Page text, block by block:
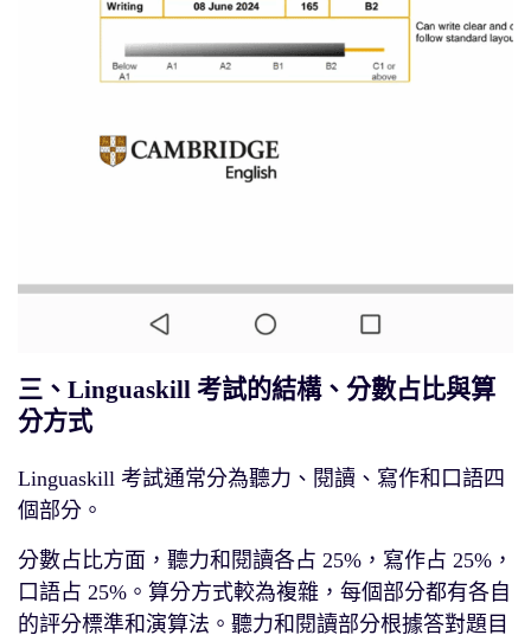
三、Linguaskill 考試的結構、分數占比與算
分方式
Linguaskill 考試通常分為聽力、閱讀、寫作和口語四
個部分。
分數占比方面，聽力和閱讀各占 25%，寫作占 25%，
口語占 25%。算分方式較為複雜，每個部分都有各自
的評分標準和演算法。聽力和閱讀部分根據答對題目